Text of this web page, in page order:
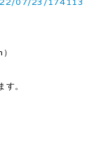
。